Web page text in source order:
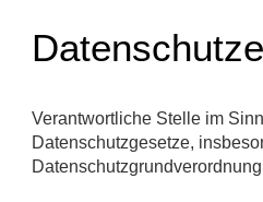
Verantwortliche Stelle im
Datenschutzgesetze,